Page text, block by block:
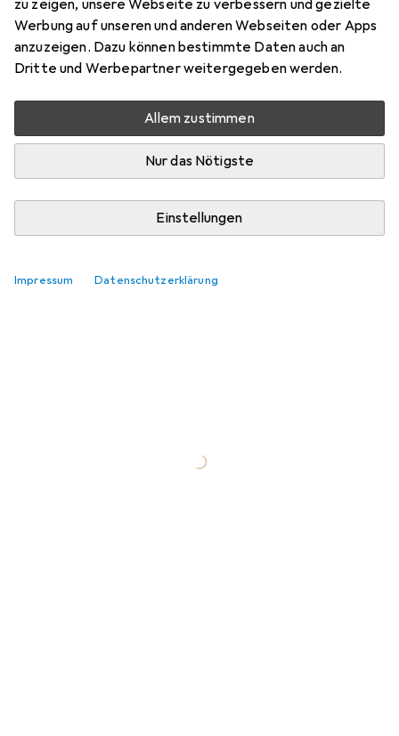
zu zeigen, unsere Webseite zu verbessern und gezielte
Werbung auf unseren und anderen Webseiten oder Apps
anzuzeigen. Dazu können bestimmte Daten auch an
Dritte und Werbepartner weitergegeben werden.
Allem zustimmen
Nur das Nötigste
Einstellungen
Impressum Datenschutzerklärung